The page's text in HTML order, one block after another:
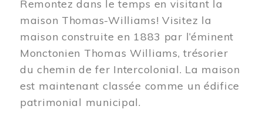
Remontez dans le temps en visitant la
maison Thomas-Williams! Visitez la
maison construite en 1883 par l’éminent
Monctonien Thomas Williams, trésorier
du chemin de fer Intercolonial. La maison
est maintenant classée comme un édifice
patrimonial municipal.